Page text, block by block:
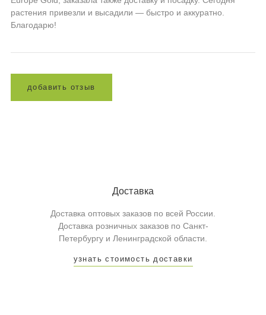
растения привезли и высадили — быстро и аккуратно.
Благодарю!
доба вит ь отз ыв
Доставка
Доставка оптовых заказов по всей России.
Доставка розничных заказов по Санкт-
Петербургу и Ленинградской области.
узнать стоимость доставки